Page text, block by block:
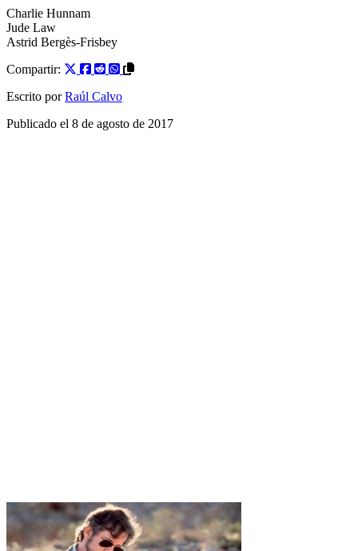
Charlie Hunnam
Jude Law
Astrid Bergès-Frisbey
Compartir:
Escrito por Raúl Calvo
Publicado el 8 de agosto de 2017